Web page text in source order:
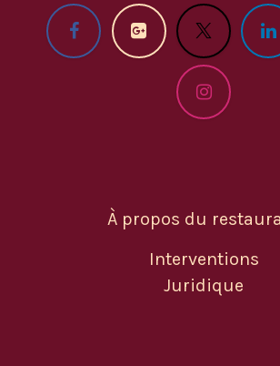
À propos du
Interventions
Juridique